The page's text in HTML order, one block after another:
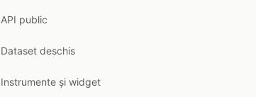
API public
Dataset deschis
Instrumente și widget